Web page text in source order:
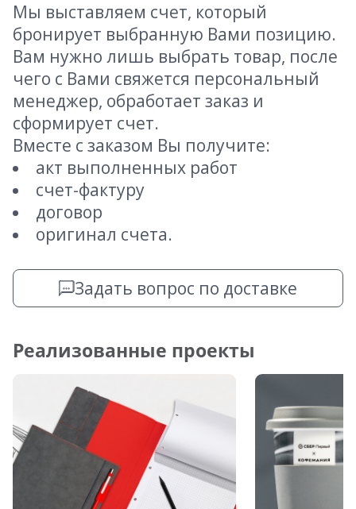
Мы выставляем счет, который
бронирует выбранную Вами позицию.
Вам нужно лишь выбрать товар, после
чего с Вами свяжется персональный
менеджер, обработает заказ и
сформирует счет.
Вместе с заказом Вы получите:
акт выполненных работ
счет-фактуру
договор
оригинал счета.
Задать вопрос по доставке
Реализованные проекты